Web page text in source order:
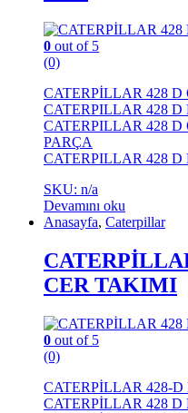
0 out of 5
(0)
CATERPİLLAR 428 D
CATERPILLAR 428
CATERPILLAR 428
PARÇA
CATERPILLAR 428
SKU: n/a
Devamını oku
Anasayfa, Caterpillar
CER TAKIMI
0 out of 5
(0)
CATERPİLLAR 428-
CATERPİLLAR 428 D